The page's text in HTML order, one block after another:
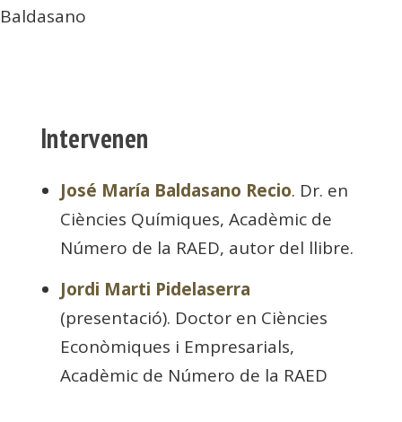
Baldasano
Intervenen
José María Baldasano Recio. Dr. en
Ciències Químiques, Acadèmic de
Número de la RAED, autor del llibre.
Jordi Marti Pidelaserra
(presentació). Doctor en Ciències
Econòmiques i Empresarials,
Acadèmic de Número de la RAED